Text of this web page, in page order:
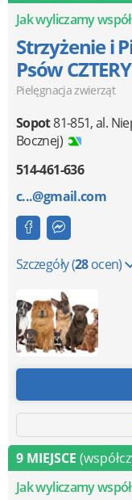
Jak wyliczamy
Strzyżenie i
Psów
Pielęgnacja zwierząt
Sopot81-851,al.
Bocznej)
514-461-636
c...@gmail.com
Szczegóły(28ocen)
9 MIEJSCE
Jak wyliczamy